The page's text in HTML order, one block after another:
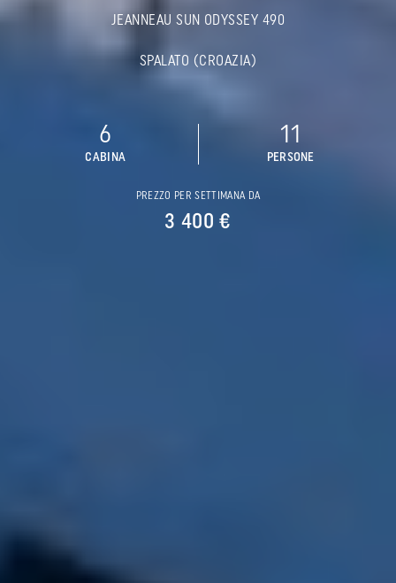
JEANNEAU SUN ODYSSEY 490
SPALATO (CROAZIA)
6
CABINA
11
PERSONE
PREZZO PER SETTIMANA DA
3 400 €